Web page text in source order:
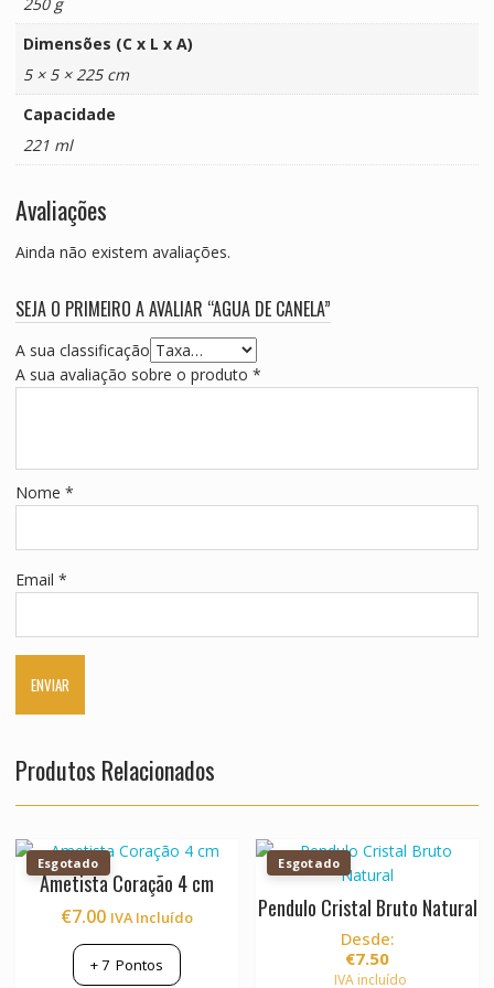
Dimensões (C x L x A)
5 × 5 × 225 cm
Capacidade
221 ml
Avaliações
Ainda não existem avaliações.
SEJA O PRIMEIRO A AVALIAR “AGUA DE CANELA”
A sua classificação
A sua avaliação sobre o produto *
Nome *
Email *
Produtos Relacionados
Esgotado
Ametista Coração 4 cm
€7.00 IVA Incluído
+7Pontos
Esgotado
Pendulo Cristal Bruto Natural
Desde:
€7.50
IVA incluído